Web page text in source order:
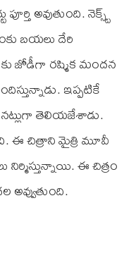
అవుతుంది. నెక్స్ట్
బయలు దేరి
కు జోడీగా రష్మిక మందన
ఇప్పటికే
తెలియజేశాడు.
ఈ చిత్రాని మైత్రి మూవీ
ఈ చిత్రం
అవ్వుతుంది.